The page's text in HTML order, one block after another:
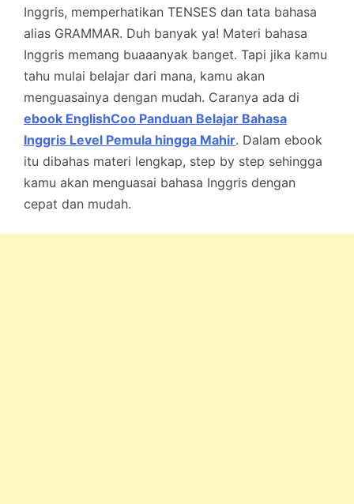
Inggris, memperhatikan TENSES dan tata bahasa
alias GRAMMAR. Duh banyak ya! Materi bahasa
Inggris memang buaaanyak banget. Tapi jika kamu
tahu mulai belajar dari mana, kamu akan
menguasainya dengan mudah. Caranya ada di
ebook EnglishCoo Panduan Belajar Bahasa
Inggris Level Pemula hingga Mahir. Dalam ebook
itu dibahas materi lengkap, step by step sehingga
kamu akan menguasai bahasa Inggris dengan
cepat dan mudah.